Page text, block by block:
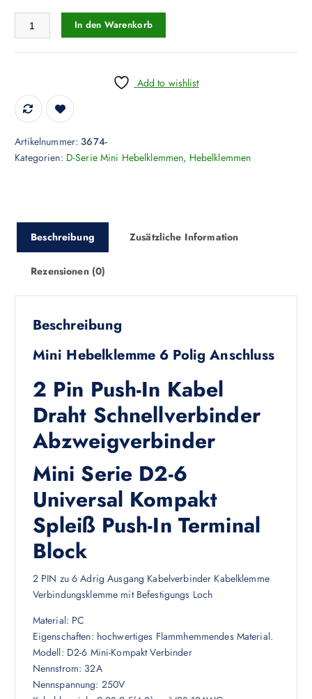
D2-6 Mini Hebelklemme 6 Polig Schnellverbinder 2 Pin Push-In Menge
In den Warenkorb
Add to wishlist
Artikelnummer: 3674-
Kategorien: D-Serie Mini Hebelklemmen, Hebelklemmen
Beschreibung Zusätzliche Information
Rezensionen (0)
Beschreibung
Mini Hebelklemme 6 Polig Anschluss
2 Pin Push-In Kabel
Draht Schnellverbinder
Abzweigverbinder
Mini Serie D2-6
Universal Kompakt
Spleiß Push-In Terminal
Block
2 PIN zu 6 Adrig Ausgang Kabelverbinder Kabelklemme
Verbindungsklemme mit Befestigungs Loch
Material: PC
Eigenschaften: hochwertiges Flammhemmendes Material.
Modell: D2-6 Mini-Kompakt Verbinder
Nennstrom: 32A
Nennspannung: 250V